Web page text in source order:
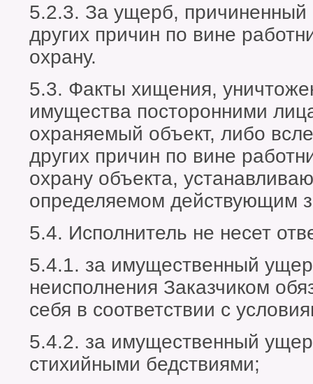
5.2.3. За ущерб,
других причин по вине
охрану.
5.3. Факты хищения,
имущества посторонними
охраняемый объект, либо
других причин по вине
охрану объекта,
определяемом действующим
5.4. Исполнитель не несет
5.4.1. за имущественный
неисполнения Заказчиком
себя в соответствии с
5.4.2. за имущественный
стихийными бедствиями;